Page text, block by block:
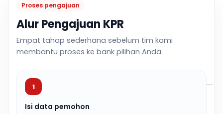
Proses pengajuan
Alur Pengajuan KPR
Empat tahap sederhana sebelum tim kami
membantu proses ke bank pilihan Anda.
1
Isi data pemohon